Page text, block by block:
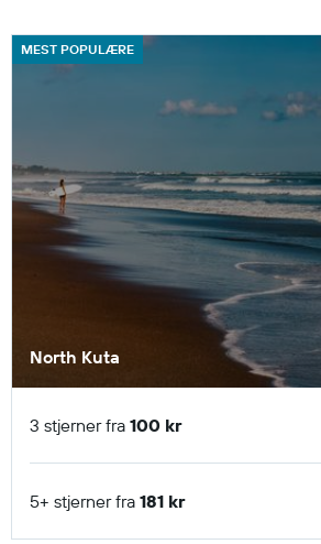
MEST POPULÆRE
North Kuta
3 stjerner fra 100 kr
5+ stjerner fra 181 kr